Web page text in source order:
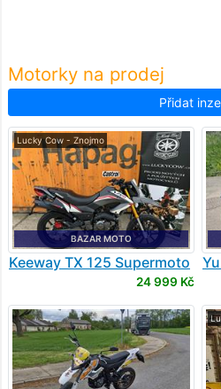
Motorky na prodej
Přidat
Lucky Cow - Znojmo
BAZAR MOTO
Keeway TX 125 Supermoto
24 999 Kč